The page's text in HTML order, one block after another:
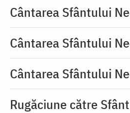
Cântarea Sfântului
Cântarea Sfântului
Cântarea Sfântului
Rugăciune către